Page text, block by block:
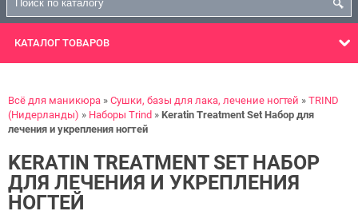
КАТАЛОГ ТОВАРОВ
Всё для маникюра Сушки, базы для лака, лечение ногтей
TRIND
(Нидерланды)
Наборы Trind
Keratin Treatment Set Набор для
лечения и укрепления ногтей
KERATIN TREATMENT SET НАБОР
ДЛЯ ЛЕЧЕНИЯ И УКРЕПЛЕНИЯ
НОГТЕЙ